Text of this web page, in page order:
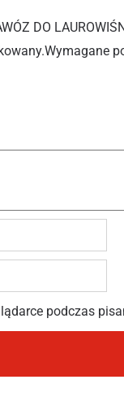
DO
Wymagane
podczas